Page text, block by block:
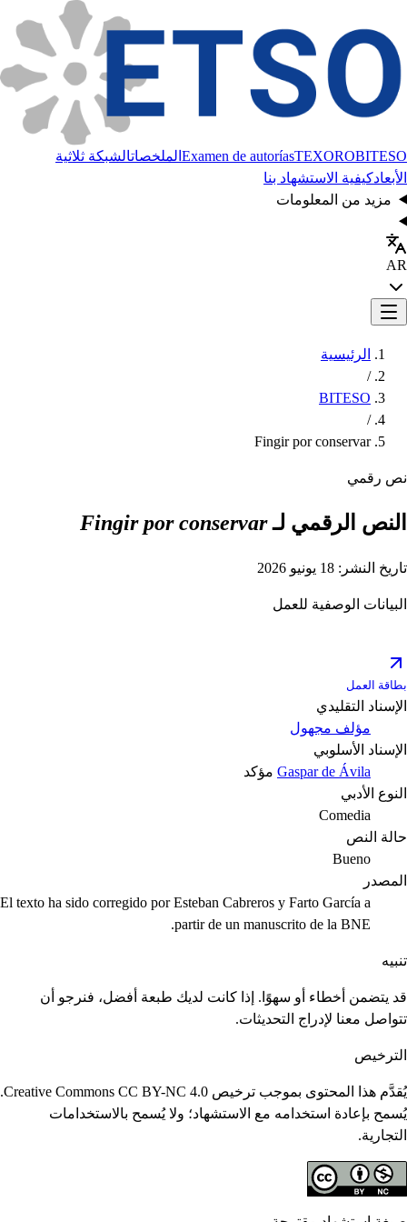
Examen de autoríasTEXOROBITESO الملخصاتالشبكة ثلاثية
الأبعادكيفية الاستشهاد بنا
مزيد من المعلومات
AR
الرئيسية
/
BITESO
/
Fingir por conservar
نص رقمي
النص الرقمي لـFingir por conservar
تاريخ النشر: 18 يونيو 2026
البيانات الوصفية للعمل
بطاقة العمل
الإسناد التقليدي
مؤلف مجهول
الإسناد الأسلوبي
Gaspar de Ávila مؤكد
النوع الأدبي
Comedia
حالة النص
Bueno
المصدر
El texto ha sido corregido por Esteban Cabreros y Farto García a
partir de un manuscrito de la BNE.
تنبيه
قد يتضمن أخطاء أو سهوًا. إذا كانت لديك طبعة أفضل، فنرجو أن
تتواصل معنا لإدراج التحديثات.
الترخيص
يُقدَّم هذا المحتوى بموجب ترخيص Creative Commons CC BY-NC 4.0.
يُسمح بإعادة استخدامه مع الاستشهاد؛ ولا يُسمح بالاستخدامات
التجارية.